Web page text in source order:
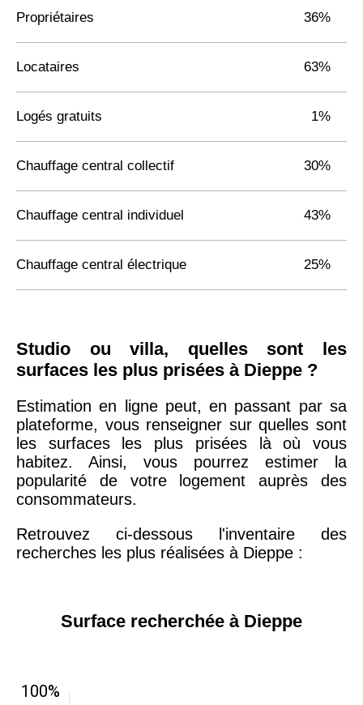
Propriétaires 36%
Locataires 63%
Logés gratuits 1%
Chauffage central collectif 30%
Chauffage central individuel 43%
Chauffage central électrique 25%
Studio ou villa, quelles sont les
surfaces les plus prisées à Dieppe ?
Estimation en ligne peut, en passant par sa
plateforme, vous renseigner sur quelles sont
les surfaces les plus prisées là où vous
habitez. Ainsi, vous pourrez estimer la
popularité de votre logement auprès des
consommateurs.
Retrouvez ci-dessous l'inventaire des
recherches les plus réalisées à Dieppe :
Surface recherchée à Dieppe